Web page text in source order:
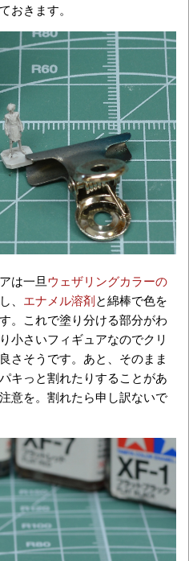
おきます。
は一旦ウェザリングカラーの
、 エナメル溶剤と綿棒で色を
。これで塗り分ける部分がわ
小さいフィギュアなのでクリ
さそうです。あと、そのまま
キっと割れたりすることがあ
意を。割れたら申し訳ないで